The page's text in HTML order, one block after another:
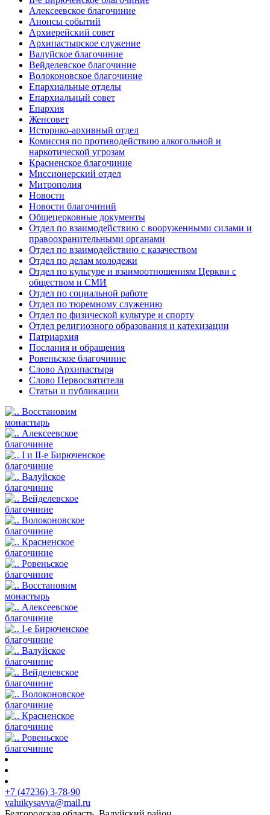
Алексеевское благочиние
Анонсы событий
Архиерейский совет
Архипастырское служение
Валуйское благочиние
Вейделевское благочиние
Волоконовское благочиние
Епархиальные отделы
Епархиальный совет
Епархия
Женсовет
Историко-архивный отдел
Комиссия по противодействию алкогольной и
наркотической угрозам
Красненское благочиние
Миссионерский отдел
Митрополия
Новости
Новости благочиний
Общецерковные документы
Отдел по взаимодействию с вооруженными силами и
правоохранительными органами
Отдел по взаимодействию с казачеством
Отдел по делам молодежи
Отдел по культуре и взаимоотношениям Церкви с
обществом и СМИ
Отдел по социальной работе
Отдел по тюремному служению
Отдел по физической культуре и спорту
Отдел религиозного образования и катехизации
Патриархия
Послания и обращения
Ровеньское благочиние
Слово Архипастыря
Слово Первосвятителя
Статьи и публикации
Восстановим
монастырь
Алексеевское
благочиние
I и II-е Бирюченское
благочиние
Валуйское
благочиние
Вейделевское
благочиние
Волоконовское
благочиние
Красненское
благочиние
Ровеньское
благочиние
Восстановим
монастырь
Алексеевское
благочиние
I-е Бирюченское
благочиние
Валуйское
благочиние
Вейделевское
благочиние
Волоконовское
благочиние
Красненское
благочиние
Ровеньское
благочиние
+7 (47236) 3-78-90
valuikysavva@mail.ru